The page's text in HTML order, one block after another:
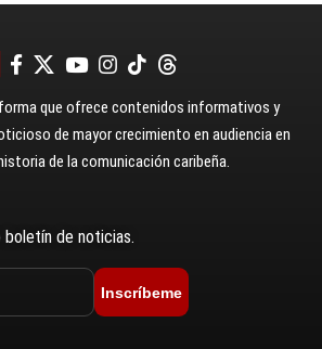
que ofrece contenidos informativos y
de mayor crecimiento en audiencia en
de la comunicación caribeña.
de noticias.
Inscríbeme